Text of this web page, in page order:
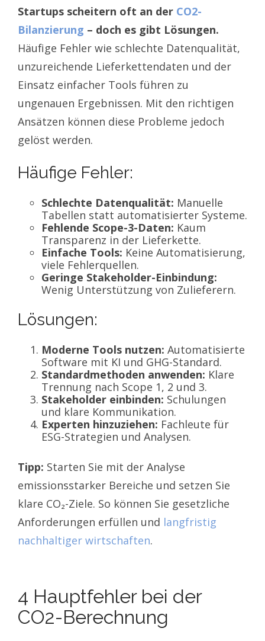
Startups scheitern oft an der CO2-
Bilanzierung – doch es gibt Lösungen.
Häufige Fehler wie schlechte Datenqualität,
unzureichende Lieferkettendaten und der
Einsatz einfacher Tools führen zu
ungenauen Ergebnissen. Mit den richtigen
Ansätzen können diese Probleme jedoch
gelöst werden.
Häufige Fehler:
Schlechte Datenqualität: Manuelle
Tabellen statt automatisierter Systeme.
Fehlende Scope-3-Daten: Kaum
Transparenz in der Lieferkette.
Einfache Tools: Keine Automatisierung,
viele Fehlerquellen.
Geringe Stakeholder-Einbindung:
Wenig Unterstützung von Zulieferern.
Lösungen:
Moderne Tools nutzen: Automatisierte
Software mit KI und GHG-Standard.
Standardmethoden anwenden: Klare
Trennung nach Scope 1, 2 und 3.
Stakeholder einbinden: Schulungen
und klare Kommunikation.
Experten hinzuziehen: Fachleute für
ESG-Strategien und Analysen.
Tipp: Starten Sie mit der Analyse
emissionsstarker Bereiche und setzen Sie
klare CO₂-Ziele. So können Sie gesetzliche
Anforderungen erfüllen und langfristig
nachhaltiger wirtschaften.
4 Hauptfehler bei der
CO2-Berechnung